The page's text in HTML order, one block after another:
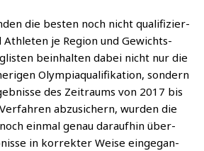
die bes­ten noch nicht qua­li­fi­zier­
je Regi­on und Gewichts­
beinhal­ten dabei nicht nur die
Olym­pia­qua­li­fi­ka­ti­on, son­dern
des Zeit­raums von 2017 bis
abzu­si­chern, wur­den die
ein­mal genau dar­auf­hin über­
in kor­rek­ter Wei­se ein­ge­gan­